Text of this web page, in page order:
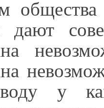
дают
у